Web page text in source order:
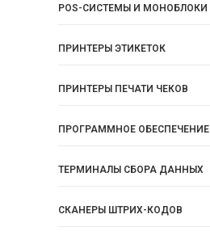
POS-СИСТЕМЫ И МОНОБЛОКИ
ПРИНТЕРЫ ЭТИКЕТОК
ПРИНТЕРЫ ПЕЧАТИ ЧЕКОВ
ПРОГРАММНОЕ ОБЕСПЕЧЕНИЕ
ТЕРМИНАЛЫ СБОРА ДАННЫХ
СКАНЕРЫ ШТРИХ-КОДОВ